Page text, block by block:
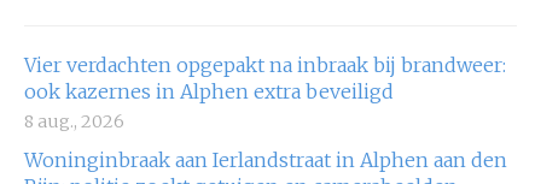
Vier verdachten opgepakt na inbraak bij brandweer:
ook kazernes in Alphen extra beveiligd
8 aug., 2026
Woninginbraak aan Ierlandstraat in Alphen aan den